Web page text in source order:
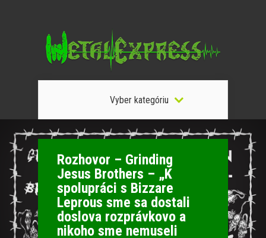
Vyber kategóriu
Rozhovor – Grinding
Jesus Brothers – „K
spolupráci s Bizzare
Leprous sme sa dostali
doslova rozprávkovo a
nikoho sme nemuseli